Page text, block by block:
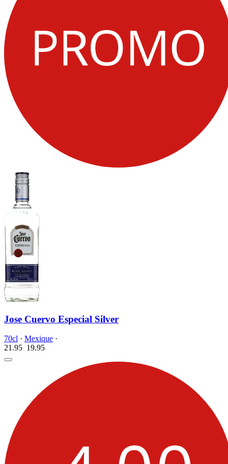
Jose Cuervo Especial Silver
70cl · Mexique ·
21.95 19.95